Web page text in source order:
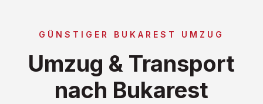
GÜNSTIGER BUKAREST UMZUG
Umzug & Transport
nach Bukarest